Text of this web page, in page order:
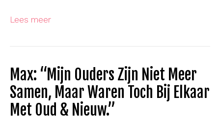
Lees meer
Max: “Mijn Ouders Zijn Niet Meer
Samen, Maar Waren Toch Bij Elkaar
Met Oud & Nieuw.”